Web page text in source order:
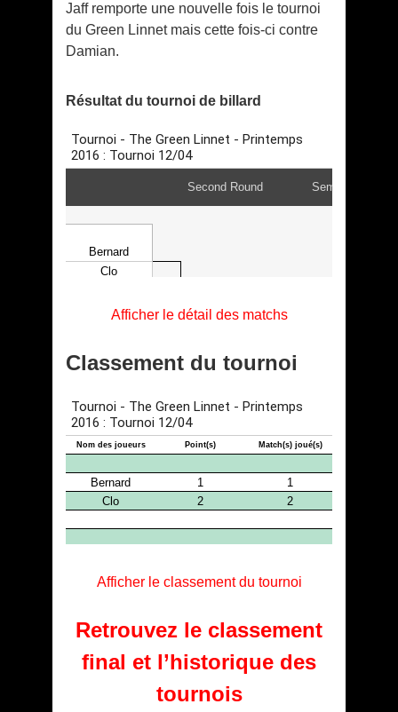
Jaff remporte une nouvelle fois le tournoi
du Green Linnet mais cette fois-ci contre
Damian.
Résultat du tournoi de billard
Afficher le détail des matchs
Classement du tournoi
Afficher le classement du tournoi
Retrouvez le classement
final et l’historique des
tournois